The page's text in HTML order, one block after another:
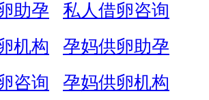
助孕
私人借卵咨询
机构
孕妈供卵助孕
咨询
孕妈供卵机构